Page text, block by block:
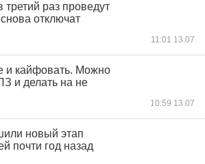
третий раз проведут
отключат
11:01 13.07
и кайфовать. Можно
и делать на не
10:59 13.07
новый этап
почти год назад